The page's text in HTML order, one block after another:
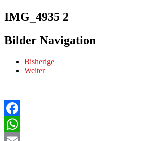
IMG_4935 2
Bilder Navigation
Bisherige
Weiter
Facebook